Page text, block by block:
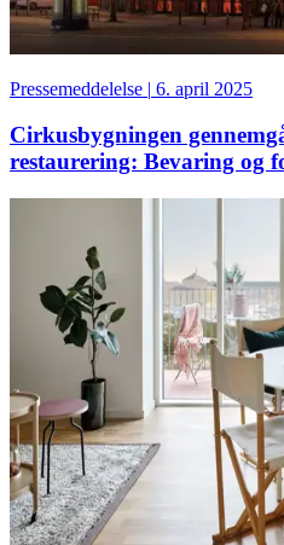
Pressemeddelelse | 6. april 2025
Cirkusbygningen
restaurering: Bevaring og